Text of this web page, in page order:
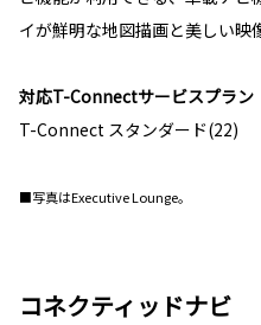
イが鮮明な地図描画と美しい映
対応T-Connectサービスプラン
T-Connect スタンダード(22)
■写真はExecutive Lounge。
コネクティッドナビ